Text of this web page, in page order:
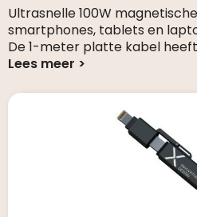
Elektronica & gadgets
Kantoorartikelen
Ultrasnelle 100W
smartphones, tablets en
De 1-meter platte kabel